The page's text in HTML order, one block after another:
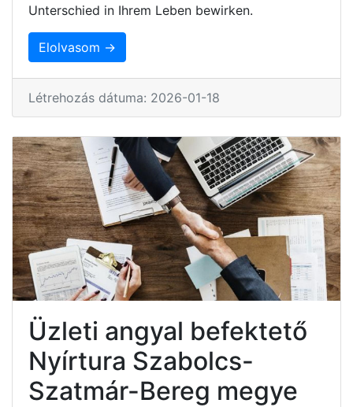
Unterschied in Ihrem Leben bewirken.
Elolvasom →
Létrehozás dátuma: 2026-01-18
Üzleti angyal befektető
Nyírtura Szabolcs-
Szatmár-Bereg megye